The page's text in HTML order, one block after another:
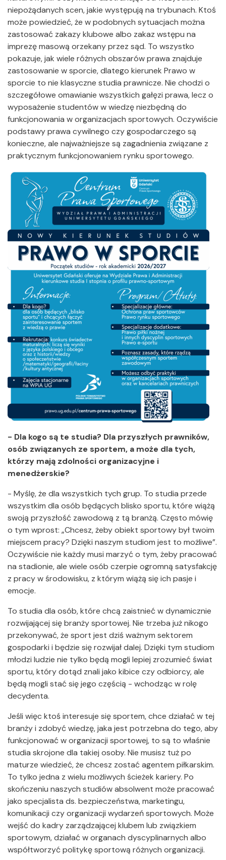
niepożądanych scen, jakie występują na trybunach. Ktoś
może powiedzieć, że w podobnych sytuacjach można
zastosować zakazy klubowe albo zakaz wstępu na
imprezę masową orzekany przez sąd. To wszystko
pokazuje, jak wiele różnych obszarów prawa znajduje
zastosowanie w sporcie, dlatego kierunek Prawo w
sporcie to nie klasyczne studia prawnicze. Nie chodzi o
szczegółowe omawianie wszystkich gałęzi prawa, lecz o
wyposażenie studentów w wiedzę niezbędną do
funkcjonowania w organizacjach sportowych. Oczywiście
podstawy prawa cywilnego czy gospodarczego są
konieczne, ale najważniejsze są zagadnienia związane z
praktycznym funkcjonowaniem rynku sportowego.
- Dla kogo są te studia? Dla przyszłych prawników,
osób związanych ze sportem, a może dla tych,
którzy mają zdolności organizacyjne i
menedżerskie?
- Myślę, że dla wszystkich tych grup. To studia przede
wszystkim dla osób będących blisko sportu, które wiążą
swoją przyszłość zawodową z tą branżą. Często mówię
o tym wprost: „Chcesz, żeby obiekt sportowy był twoim
miejscem pracy? Dzięki naszym studiom jest to możliwe”.
Oczywiście nie każdy musi marzyć o tym, żeby pracować
na stadionie, ale wiele osób czerpie ogromną satysfakcję
z pracy w środowisku, z którym wiążą się ich pasje i
emocje.
To studia dla osób, które chcą zaistnieć w dynamicznie
rozwijającej się branży sportowej. Nie trzeba już nikogo
przekonywać, że sport jest dziś ważnym sektorem
gospodarki i będzie się rozwijał dalej. Dzięki tym studiom
młodzi ludzie nie tylko będą mogli lepiej zrozumieć świat
sportu, który dotąd znali jako kibice czy odbiorcy, ale
będą mogli stać się jego częścią - wchodząc w rolę
decydenta.
Jeśli więc ktoś interesuje się sportem, chce działać w tej
branży i zdobyć wiedzę, jaka jest potrzebna do tego, aby
funkcjonować w organizacji sportowej, to są to właśnie
studia skrojone dla takiej osoby. Nie musisz tuż po
maturze wiedzieć, że chcesz zostać agentem piłkarskim.
To tylko jedna z wielu możliwych ścieżek kariery. Po
skończeniu naszych studiów absolwent może pracować
jako specjalista ds. bezpieczeństwa, marketingu,
komunikacji czy organizacji wydarzeń sportowych. Może
wejść do kadry zarządzającej klubem lub związkiem
sportowym, działać w organach dyscyplinarnych albo
współtworzyć politykę sportową różnych organizacji.